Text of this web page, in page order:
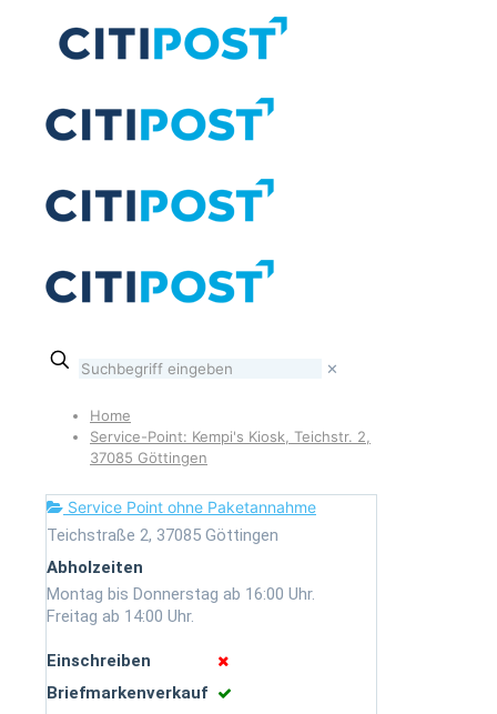
✕
Home
Service-Point: Kempi's Kiosk, Teichstr. 2,
37085 Göttingen
Service Point ohne Paketannahme
Teichstraße 2, 37085 Göttingen
Abholzeiten
Montag bis Donnerstag ab 16:00 Uhr.
Freitag ab 14:00 Uhr.
Einschreiben
Briefmarkenverkauf